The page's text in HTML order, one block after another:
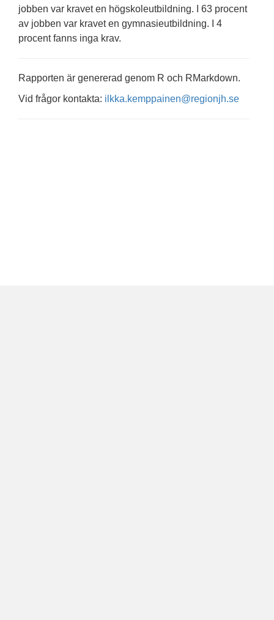
jobben var kravet en högskoleutbildning. I 63 procent
av jobben var kravet en gymnasieutbildning. I 4
procent fanns inga krav.
Rapporten är genererad genom R och RMarkdown.
Vid frågor kontakta: ilkka.kemppainen@regionjh.se